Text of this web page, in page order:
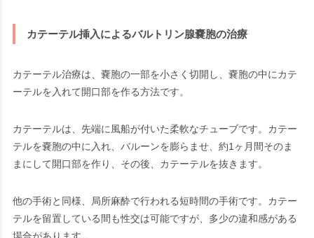
カテーテル挿入によるバルトリン腺嚢胞の治療
カテーテル治療は、嚢胞の一部を小さく切開し、嚢胞の中にカテ
ーテルを入れて開口部を作る方法です。
カテーテルは、先端に風船が付いた柔軟なチューブです。カテー
テルを嚢胞の中に入れ、バルーンを膨らませ、約1ヶ月間そのま
まにして開口部を作り、その後、カテーテルを抜きます。
他の手術と同様、局所麻酔で行われる短時間の手術です。カテー
テルを留置している間も性交は可能ですが、多少の違和感がある